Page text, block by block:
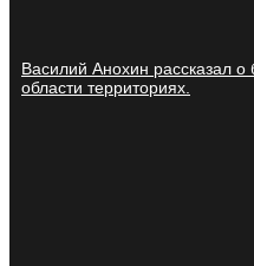
Василий Анохин рассказал о
области территориях.